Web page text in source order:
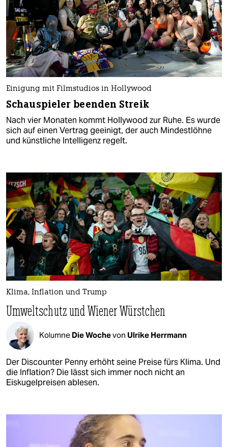
Einigung mit Filmstudios in Hollywood
Schauspieler beenden Streik
Nach vier Monaten kommt Hollywood zur Ruhe. Es wurde
sich auf einen Vertrag geeinigt, der auch Mindestlöhne
und künstliche Intelligenz regelt.
Klima, Inflation und Trump
Umweltschutz und Wiener Würstchen
Kolumne Die Wochevon Ulrike Herrmann
Der Discounter Penny erhöht seine Preise fürs Klima. Und
die Inflation? Die lässt sich immer noch nicht an
Eiskugelpreisen ablesen.